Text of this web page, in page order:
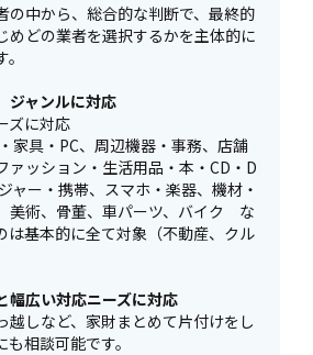
の中から、総合的な判断で、最終的
めどの業者を選択するかを主体的に
ジャンルに対応
ズに対応
家具・PC、周辺機器・事務、店舗
ァッション・生活用品・本・CD・D
ャー・携帯、スマホ・楽器、機材・
美術、骨董、車パーツ、バイク な
は基本的に全て対象（不動産、クル
幅広い対応ニーズに対応
越しなど、家財まとめて片付けをし
相談可能です。